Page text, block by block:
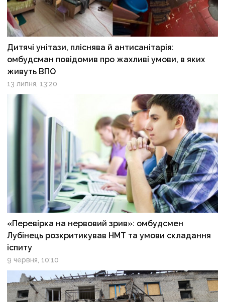
Дитячі унітази, пліснява й антисанітарія:
омбудсман повідомив про жахливі умови, в яких
живуть ВПО
13 липня, 13:20
«Перевірка на нервовий зрив»: омбудсмен
Лубінець розкритикував НМТ та умови складання
іспиту
9 червня, 10:10